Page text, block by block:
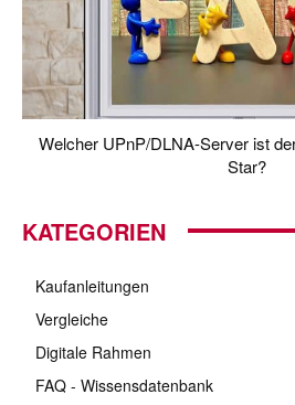
Welcher UPnP/DLNA-Server ist
Star?
KATEGORIEN
Kaufanleitungen
Vergleiche
Digitale Rahmen
FAQ - Wissensdatenbank